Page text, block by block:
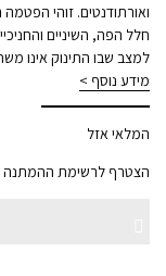
ואורתודנטים. זוהי
חלל הפה, השיניים
למצב שבו התינוק אינו
מידע נוסף >
המלאי אזל
הצטרף לרשימת ההמתנה